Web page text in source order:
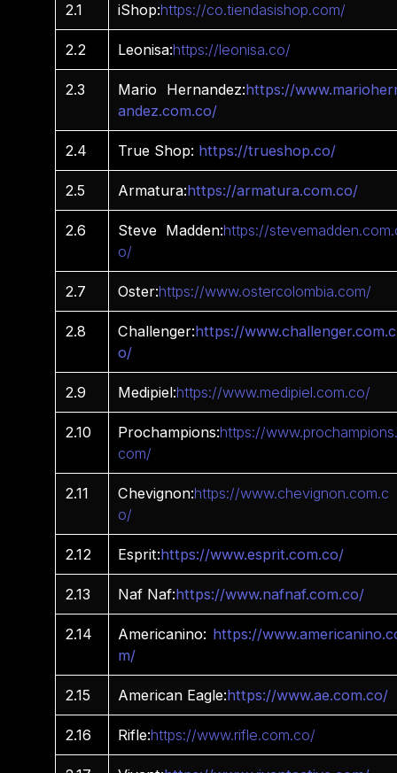
2.1 iShop:https://co.tiendasishop.com/
2.2 Leonisa:https://leonisa.co/
2.3 Mario Hernandez:https://
andez.com.co/
2.4 True Shop: https://trueshop.co/
2.5 Armatura:https://armatura.com.co/
2.6 Steve Madden:https://
o/
2.7 Oster:https://www.ostercolombia.com/
2.8 Challenger:https://www.challenger.com.c
o/
2.9 Medipiel:https://www.medipiel.com.co/
2.10 Prochampions:https://
com/
2.11 Chevignon:https://www.chevignon.com.c
o/
2.12 Esprit:https://www.esprit.com.co/
2.13 Naf Naf:https://www.nafnaf.com.co/
2.14 Americanino: https://
m/
2.15 American Eagle:https://www.ae.com.co/
2.16 Rifle:https://www.rifle.com.co/